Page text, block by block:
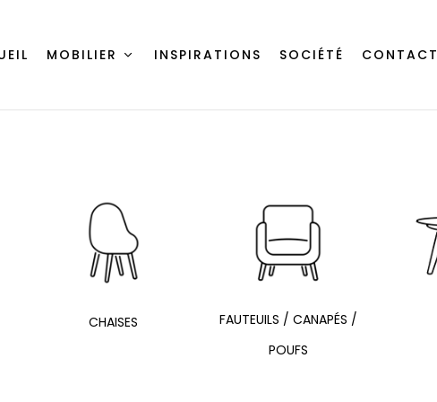
MOBILIER INSPIRATIONS SOCIÉTÉ CONTACT
CHAISES
FAUTEUILS / CANAPÉS /
POUFS